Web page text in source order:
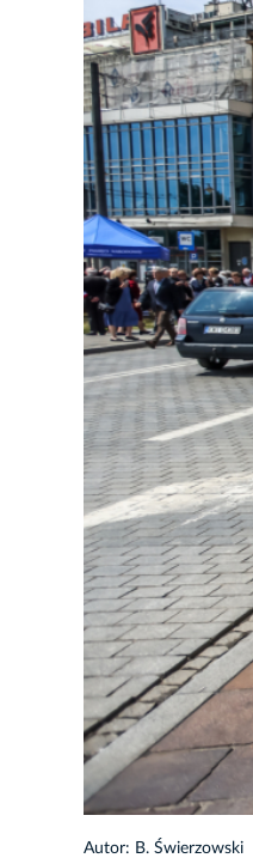
Autor: B. Świerzowski